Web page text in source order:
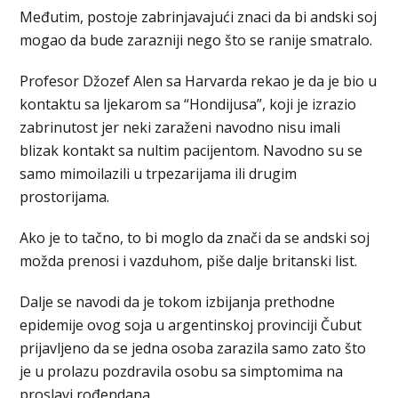
Međutim, postoje zabrinjavajući znaci da bi andski soj
mogao da bude zarazniji nego što se ranije smatralo.
Profesor Džozef Alen sa Harvarda rekao je da je bio u
kontaktu sa ljekarom sa “Hondijusa”, koji je izrazio
zabrinutost jer neki zaraženi navodno nisu imali
blizak kontakt sa nultim pacijentom. Navodno su se
samo mimoilazili u trpezarijama ili drugim
prostorijama.
Ako je to tačno, to bi moglo da znači da se andski soj
možda prenosi i vazduhom, piše dalje britanski list.
Dalje se navodi da je tokom izbijanja prethodne
epidemije ovog soja u argentinskoj provinciji Čubut
prijavljeno da se jedna osoba zarazila samo zato što
je u prolazu pozdravila osobu sa simptomima na